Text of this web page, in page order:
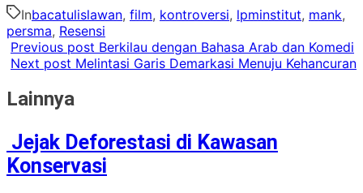
Inbacatulislawan, film, kontroversi, lpminstitut, mank,
persma, Resensi
Previous post Berkilau dengan Bahasa Arab dan Komedi
Next post Melintasi Garis Demarkasi Menuju Kehancuran
Lainnya
Jejak Deforestasi di Kawasan
Konservasi